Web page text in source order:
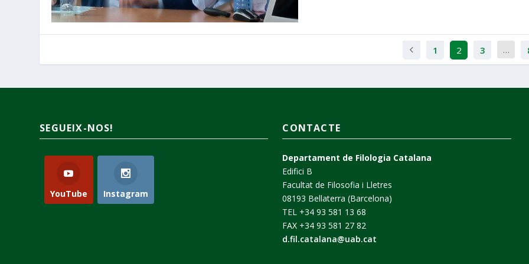
1 2 3 …
SEGUEIX-NOS!
YouTube Instagram
CONTACTE
Departament de Filologia Catalana
Edifici B
Facultat de Filosofia i Lletres
08193 Bellaterra (Barcelona)
TEL +34 93 581 13 68
FAX +34 93 581 27 82
d.fil.catalana@uab.cat